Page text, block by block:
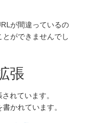
が間違っているの
ができませんでし
張
れています。
かれています。